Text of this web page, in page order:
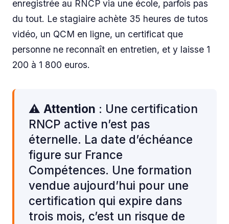
enregistrée au RNCP via une école, parfois pas
du tout. Le stagiaire achète 35 heures de tutos
vidéo, un QCM en ligne, un certificat que
personne ne reconnaît en entretien, et y laisse 1
200 à 1 800 euros.
⚠️ Attention : Une certification
RNCP active n’est pas
éternelle. La date d’échéance
figure sur France
Compétences. Une formation
vendue aujourd’hui pour une
certification qui expire dans
trois mois, c’est un risque de